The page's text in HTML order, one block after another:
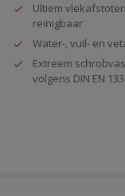
Ultiem
reinigbaar
Water-, vuil- en
Extreem
volgens DIN EN